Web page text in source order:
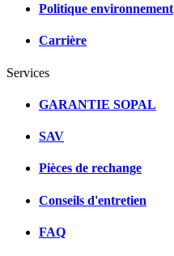
Politique environnement
Carrière
Services
GARANTIE SOPAL
SAV
Pièces de rechange
Conseils d'entretien
FAQ